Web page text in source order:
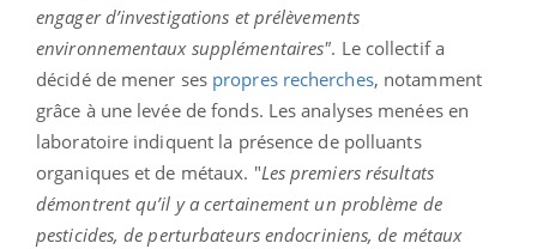
engager d’investigations et prélèvements
environnementaux supplémentaires". Le collectif a
décidé de mener ses propres recherches, notamment
grâce à une levée de fonds. Les analyses menées en
laboratoire indiquent la présence de polluants
organiques et de métaux. "Les premiers résultats
démontrent qu’il y a certainement un problème de
pesticides, de perturbateurs endocriniens, de métaux